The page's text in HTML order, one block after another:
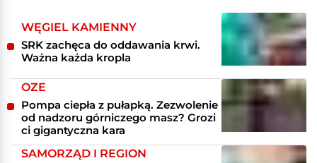
WĘGIEL KAMIENNY
SRK zachęca do oddawania krwi.
Ważna każda kropla
OZE
Pompa ciepła z pułapką. Zezwolenie
od nadzoru górniczego masz? Grozi
ci gigantyczna kara
SAMORZĄD I REGION